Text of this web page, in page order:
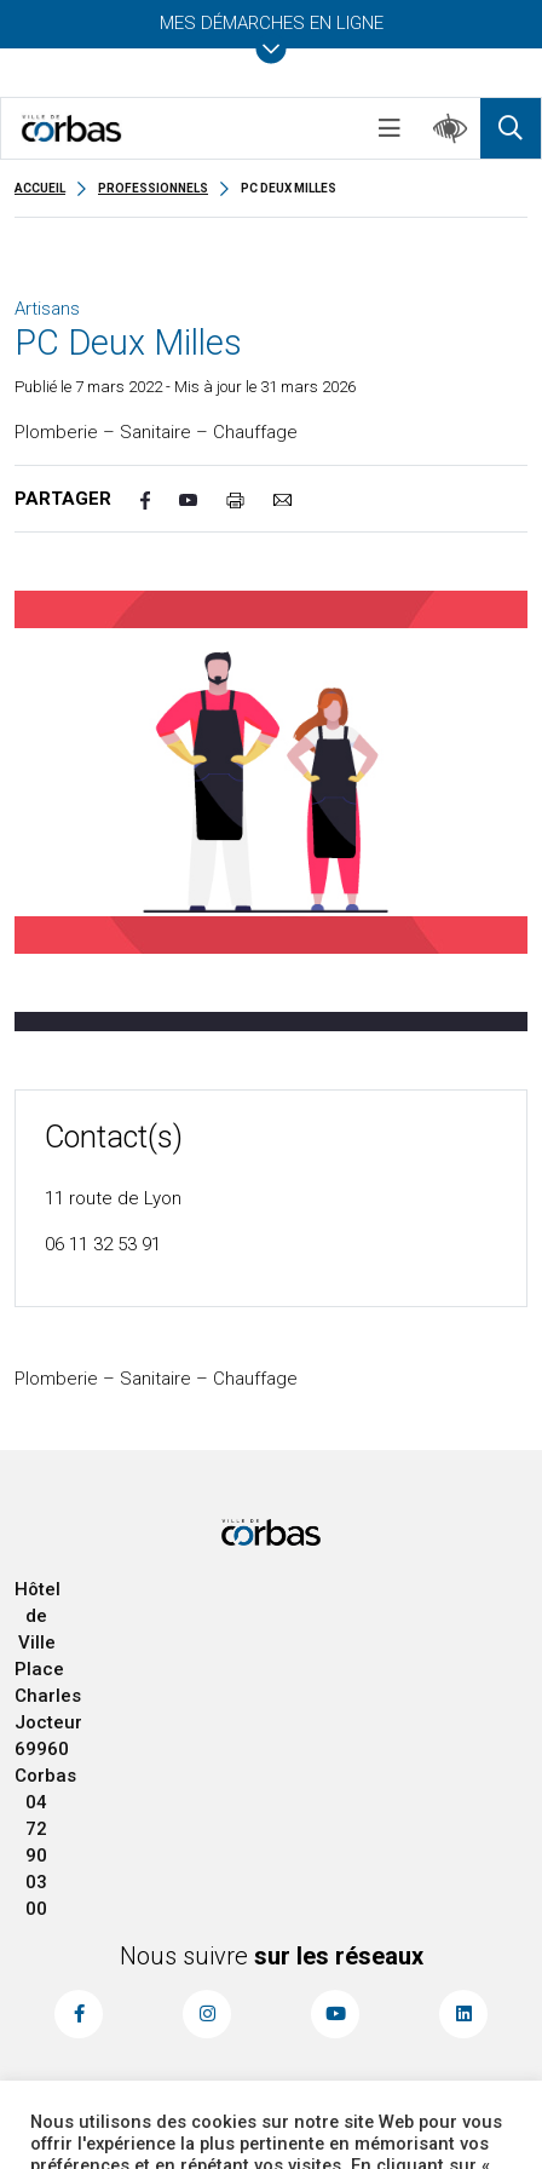
MES DÉMARCHES EN LIGNE
ACCUEIL PROFESSIONNELS PC DEUX MILLES
Artisans
PC Deux Milles
Publié le 7 mars 2022- Mis à jour le 31 mars 2026
Plomberie – Sanitaire – Chauffage
PARTAGER
Contact(s)
11 route de Lyon
06 11 32 53 91
Plomberie – Sanitaire – Chauffage
Hôtel
de
Ville
Place
Charles
Jocteur
69960
Corbas
04
72
90
03
00
Nous suivre sur les réseaux
MENTIONS LÉGALES
PLAN DU SITE
ACCESSIBILITÉ
ADMINISTRATEUR
Nous utilisons des cookies sur notre site Web pour vous
offrir l'expérience la plus pertinente en mémorisant vos